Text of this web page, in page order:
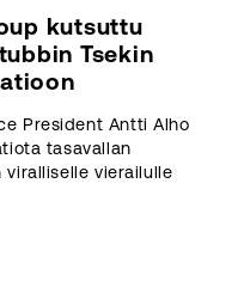
kutsuttu
Tsekin
President Antti Alho
tasavallan
vierailulle